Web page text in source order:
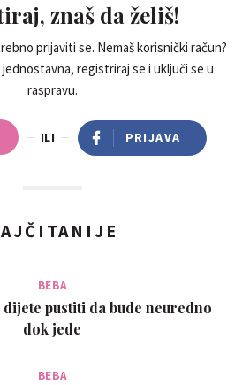
znaš da želiš!
prijaviti se. Nemaš korisnički račun?
registriraj se i uključi se u
raspravu.
ILI PRIJAVA
BEBA
dijete pustiti da bude neuredno
dok jede
BEBA